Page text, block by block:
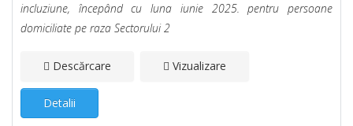
incluziune, începând cu luna iunie 2025. pentru persoane
domiciliate pe raza Sectorului 2
Descărcare Vizualizare
Detalii